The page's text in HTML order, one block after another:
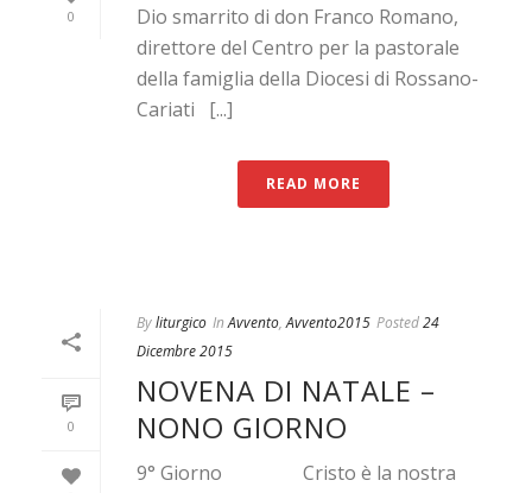
0
Dio smarrito di don Franco Romano,
direttore del Centro per la pastorale
della famiglia della Diocesi di Rossano-
Cariati [...]
READ MORE
0
Byliturgico In Avvento,Avvento2015 Posted24
Dicembre 2015
NOVENA DI NATALE –
NONO GIORNO
9° Giorno Cristo è la nostra